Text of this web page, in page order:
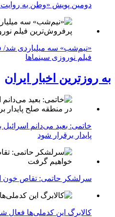
دومین پویش «وطن به
«نیم‌شب» سه میلیاردی شد/
فیلم نوروزی سینماها
به روزترین اخبار ایران
خاتمی: بعید می‌دانم
پایدار برقرار شود
سرلشکر حاتمی: تقاص خون
کالابرگ این کدملی‌ها فعال